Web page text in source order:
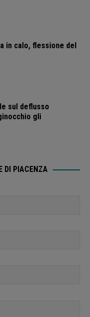
in calo, flessione del
sul deflusso
gli
DI PIACENZA